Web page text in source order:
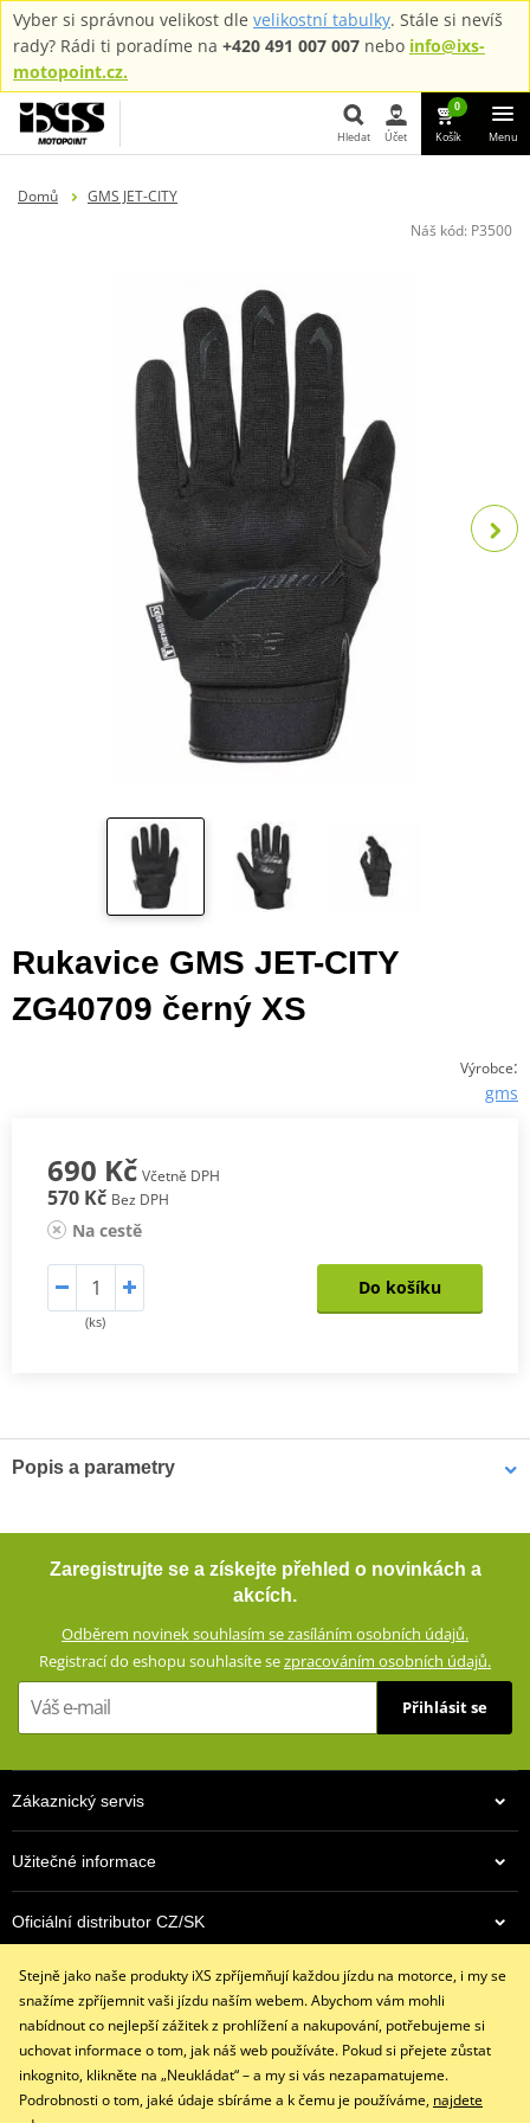
Vyber si správnou velikost dle velikostní tabulky. Stále si nevíš
rady? Rádi ti poradíme na +420 491 007 007 nebo info@ixs-
motopoint.cz.
Hledat Účet
0
Košík Menu
Domů
GMS JET-CITY
Náš kód: P3500
Rukavice GMS JET-CITY
ZG40709 černý XS
Výrobce:
gms
690 Kč Včetně DPH
570 Kč Bez DPH
Na cestě
(ks)
Do košíku
Popis a parametry
Krátké textilní rukavice se strečového materiálu se skvěle
přizpůsobí pohybům ruky, takže neomezují jezdce. Jsou prodyšné.
Textilní rukavice ze směsového materiálu (60% polyuretan, 40%
polyester)
Všitý skořepinový chránič kloubů ruky
Zdvojený materiál na dlani
Všité pěnové chrániče
size chart GMS
Zaregistrujte se a získejte přehled o novinkách a
akcích.
Odběrem novinek souhlasím se zasíláním osobních údajů.
Registrací do eshopu souhlasíte sezpracováním osobních údajů.
Přihlásit se
Zákaznický servis
Užitečné informace
Oficiální distributor CZ/SK
Kontaktujte nás
info@ixs-motopoint.cz
Po - Pá (8:00 - 16:30)
Stejně jako naše produkty iXS zpříjemňují každou jízdu na motorce, i my se
snažíme zpříjemnit vaši jízdu naším webem. Abychom vám mohli
nabídnout co nejlepší zážitek z prohlížení a nakupování, potřebujeme si
uchovat informace o tom, jak náš web používáte. Pokud si přejete zůstat
inkognito, klikněte na „Neukládat“ – a my si vás nezapamatujeme.
Podrobnosti o tom, jaké údaje sbíráme a k čemu je používáme, najdete